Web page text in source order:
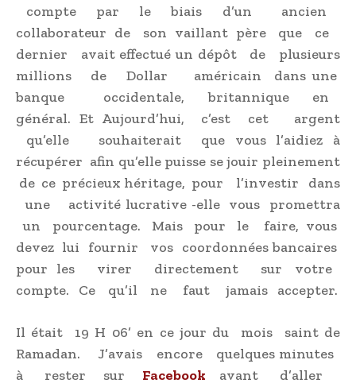
compte par le biais d’un ancien
collaborateur de son vaillant père que ce
dernier avait effectué un dépôt de plusieurs
millions de Dollar américain dans une
banque occidentale, britannique en
général. Et Aujourd’hui, c’est cet argent
qu’elle souhaiterait que vous l’aidiez à
récupérer afin qu’elle puisse se jouir pleinement
de ce précieux héritage, pour l’investir dans
une activité lucrative -elle vous promettra
un pourcentage. Mais pour le faire, vous
devez lui fournir vos coordonnées bancaires
pour les virer directement sur votre
compte. Ce qu’il ne faut jamais accepter.
Il était 19 H 06’ en ce jour du mois saint de
Ramadan. J’avais encore quelques minutes
à rester sur Facebook
avant d’aller